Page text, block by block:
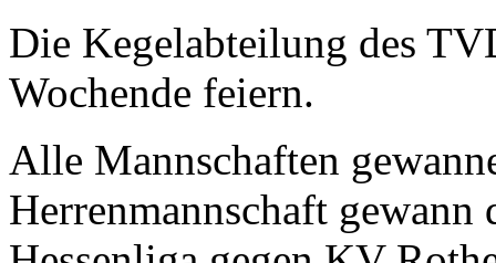
Die Kegelabteilung des
Wochende feiern.
Alle Mannschaften
Herrenmannschaft